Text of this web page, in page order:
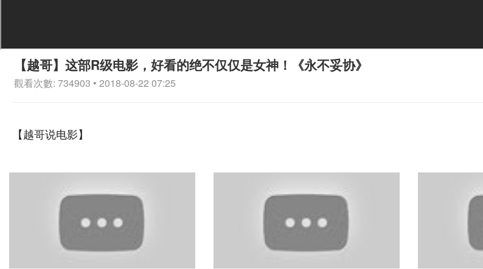
【越哥】这部R级电影，好看的绝不仅仅是女神！《永不妥协》
觀看次數: 734903 • 2018-08-22 07:25
【越哥说电影】